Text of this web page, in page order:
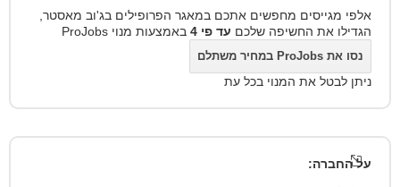
אלפי מגייסים מחפשים אתכם במאגר הפרופילים בג'וב מאסטר,
הגדילו את החשיפה שלכם עד פי 4 באמצעות מנוי ProJobs
נסו את ProJobs במחיר משתלם
ניתן לבטל את המנוי בכל עת
על החברה: